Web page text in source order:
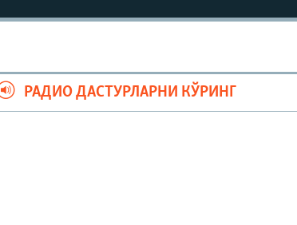
РАДИО ДАСТУРЛАРНИ КЎРИНГ